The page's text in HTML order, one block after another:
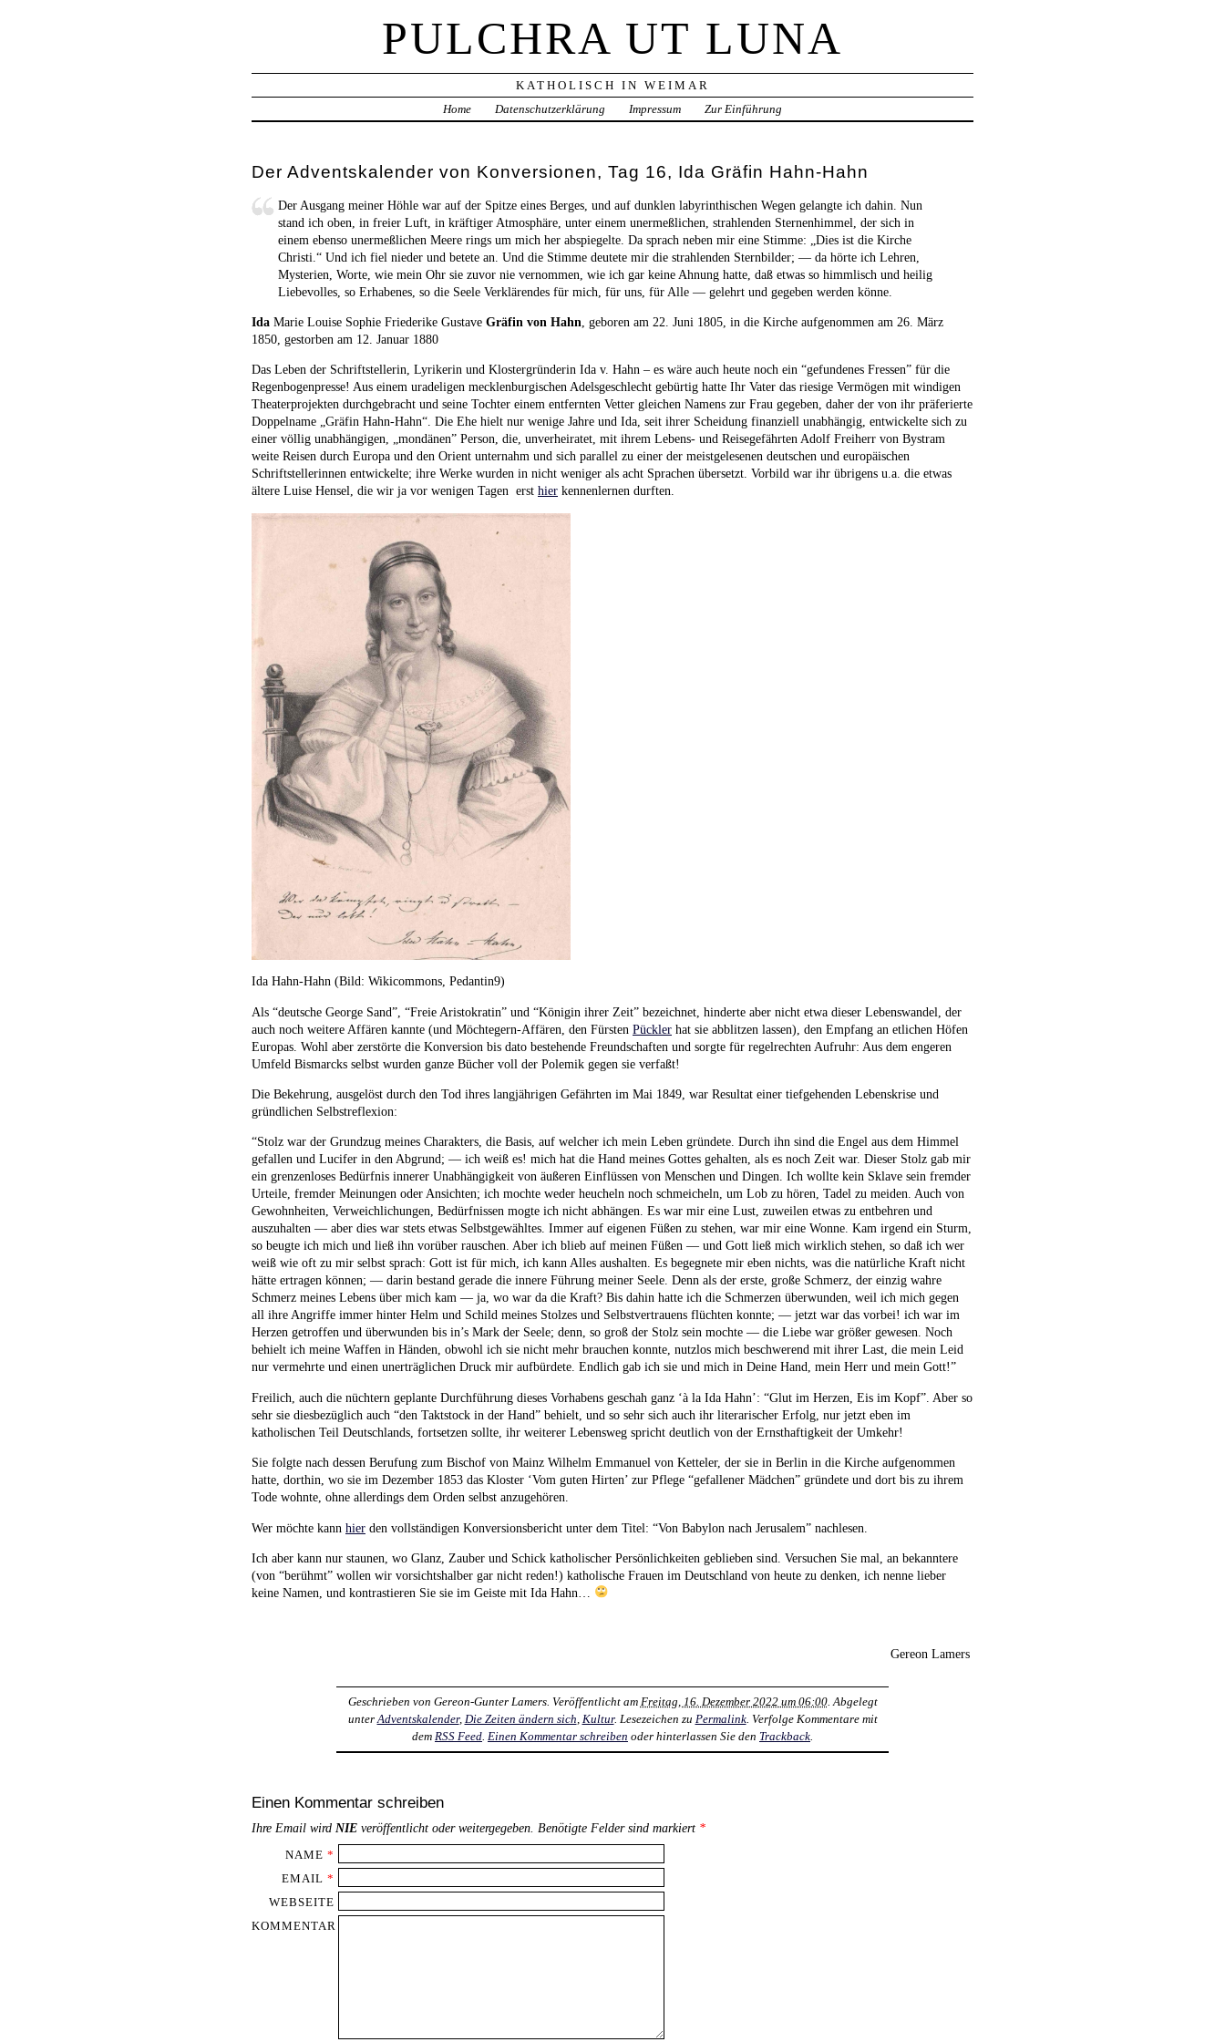
PULCHRA UT LUNA
KATHOLISCH IN WEIMAR
Home
Datenschutzerklärung Impressum Zur Einführung
Der Adventskalender von Konversionen, Tag 16, Ida Gräfin Hahn-Hahn
Der Ausgang meiner Höhle war auf der Spitze eines Berges, und auf dunklen labyrinthischen Wegen gelangte ich dahin. Nun
stand ich oben, in freier Luft, in kräftiger Atmosphäre, unter einem unermeßlichen, strahlenden Sternenhimmel, der sich in
einem ebenso unermeßlichen Meere rings um mich her abspiegelte. Da sprach neben mir eine Stimme: „Dies ist die Kirche
Christi.“ Und ich fiel nieder und betete an. Und die Stimme deutete mir die strahlenden Sternbilder; — da hörte ich Lehren,
Mysterien, Worte, wie mein Ohr sie zuvor nie vernommen, wie ich gar keine Ahnung hatte, daß etwas so himmlisch und heilig
Liebevolles, so Erhabenes, so die Seele Verklärendes für mich, für uns, für Alle — gelehrt und gegeben werden könne.
Ida Marie Louise Sophie Friederike Gustave Gräfin von Hahn , geboren am 22. Juni 1805, in die Kirche aufgenommen am 26. März
1850, gestorben am 12. Januar 1880
Das Leben der Schriftstellerin, Lyrikerin und Klostergründerin Ida v. Hahn – es wäre auch heute noch ein “gefundenes Fressen” für die
Regenbogenpresse! Aus einem uradeligen mecklenburgischen Adelsgeschlecht gebürtig hatte Ihr Vater das riesige Vermögen mit windigen
Theaterprojekten durchgebracht und seine Tochter einem entfernten Vetter gleichen Namens zur Frau gegeben, daher der von ihr präferierte
Doppelname „Gräfin Hahn-Hahn“. Die Ehe hielt nur wenige Jahre und Ida, seit ihrer Scheidung finanziell unabhängig, entwickelte sich zu
einer völlig unabhängigen, „mondänen” Person, die, unverheiratet, mit ihrem Lebens- und Reisegefährten Adolf Freiherr von Bystram
weite Reisen durch Europa und den Orient unternahm und sich parallel zu einer der meistgelesenen deutschen und europäischen
Schriftstellerinnen entwickelte; ihre Werke wurden in nicht weniger als acht Sprachen übersetzt. Vorbild war ihr übrigens u.a. die etwas
ältere Luise Hensel, die wir ja vor wenigen Tagen erst hier kennenlernen durften.
Ida Hahn-Hahn (Bild: Wikicommons, Pedantin9)
Als “deutsche George Sand”, “Freie Aristokratin” und “Königin ihrer Zeit” bezeichnet, hinderte aber nicht etwa dieser Lebenswandel, der
auch noch weitere Affären kannte (und Möchtegern-Affären, den Fürsten Pückler hat sie abblitzen lassen), den Empfang an etlichen Höfen
Europas. Wohl aber zerstörte die Konversion bis dato bestehende Freundschaften und sorgte für regelrechten Aufruhr: Aus dem engeren
Umfeld Bismarcks selbst wurden ganze Bücher voll der Polemik gegen sie verfaßt!
Die Bekehrung, ausgelöst durch den Tod ihres langjährigen Gefährten im Mai 1849, war Resultat einer tiefgehenden Lebenskrise und
gründlichen Selbstreflexion:
“Stolz war der Grundzug meines Charakters, die Basis, auf welcher ich mein Leben gründete. Durch ihn sind die Engel aus dem Himmel
gefallen und Lucifer in den Abgrund; — ich weiß es! mich hat die Hand meines Gottes gehalten, als es noch Zeit war. Dieser Stolz gab mir
ein grenzenloses Bedürfnis innerer Unabhängigkeit von äußeren Einflüssen von Menschen und Dingen. Ich wollte kein Sklave sein fremder
Urteile, fremder Meinungen oder Ansichten; ich mochte weder heucheln noch schmeicheln, um Lob zu hören, Tadel zu meiden. Auch von
Gewohnheiten, Verweichlichungen, Bedürfnissen mogte ich nicht abhängen. Es war mir eine Lust, zuweilen etwas zu entbehren und
auszuhalten — aber dies war stets etwas Selbstgewähltes. Immer auf eigenen Füßen zu stehen, war mir eine Wonne. Kam irgend ein Sturm,
so beugte ich mich und ließ ihn vorüber rauschen. Aber ich blieb auf meinen Füßen — und Gott ließ mich wirklich stehen, so daß ich wer
weiß wie oft zu mir selbst sprach: Gott ist für mich, ich kann Alles aushalten. Es begegnete mir eben nichts, was die natürliche Kraft nicht
hätte ertragen können; — darin bestand gerade die innere Führung meiner Seele. Denn als der erste, große Schmerz, der einzig wahre
Schmerz meines Lebens über mich kam — ja, wo war da die Kraft? Bis dahin hatte ich die Schmerzen überwunden, weil ich mich gegen
all ihre Angriffe immer hinter Helm und Schild meines Stolzes und Selbstvertrauens flüchten konnte; — jetzt war das vorbei! ich war im
Herzen getroffen und überwunden bis in’s Mark der Seele; denn, so groß der Stolz sein mochte — die Liebe war größer gewesen. Noch
behielt ich meine Waffen in Händen, obwohl ich sie nicht mehr brauchen konnte, nutzlos mich beschwerend mit ihrer Last, die mein Leid
nur vermehrte und einen unerträglichen Druck mir aufbürdete. Endlich gab ich sie und mich in Deine Hand, mein Herr und mein Gott!”
Freilich, auch die nüchtern geplante Durchführung dieses Vorhabens geschah ganz ‘à la Ida Hahn’: “Glut im Herzen, Eis im Kopf”. Aber so
sehr sie diesbezüglich auch “den Taktstock in der Hand” behielt, und so sehr sich auch ihr literarischer Erfolg, nur jetzt eben im
katholischen Teil Deutschlands, fortsetzen sollte, ihr weiterer Lebensweg spricht deutlich von der Ernsthaftigkeit der Umkehr!
Sie folgte nach dessen Berufung zum Bischof von Mainz Wilhelm Emmanuel von Ketteler, der sie in Berlin in die Kirche aufgenommen
hatte, dorthin, wo sie im Dezember 1853 das Kloster ‘Vom guten Hirten’ zur Pflege “gefallener Mädchen” gründete und dort bis zu ihrem
Tode wohnte, ohne allerdings dem Orden selbst anzugehören.
Wer möchte kann hier den vollständigen Konversionsbericht unter dem Titel: “Von Babylon nach Jerusalem” nachlesen.
Ich aber kann nur staunen, wo Glanz, Zauber und Schick katholischer Persönlichkeiten geblieben sind. Versuchen Sie mal, an bekanntere
(von “berühmt” wollen wir vorsichtshalber gar nicht reden!) katholische Frauen im Deutschland von heute zu denken, ich nenne lieber
keine Namen, und kontrastieren Sie sie im Geiste mit Ida Hahn…
Gereon Lamers
Geschrieben von Gereon-Gunter Lamers. Veröffentlicht am Freitag, 16. Dezember 2022 um 06:00. Abgelegt
unterAdventskalender, Die Zeiten ändern sich, Kultur. Lesezeichen zu Permalink. Verfolge Kommentare mit
dem RSS Feed. Einen Kommentar schreiben oder hinterlassen Sie den Trackback.
Einen Kommentar schreiben
Ihre Email wird NIE veröffentlicht oder weitergegeben. Benötigte Felder sind markiert *
NAME *
EMAIL *
WEBSEITE
KOMMENTAR